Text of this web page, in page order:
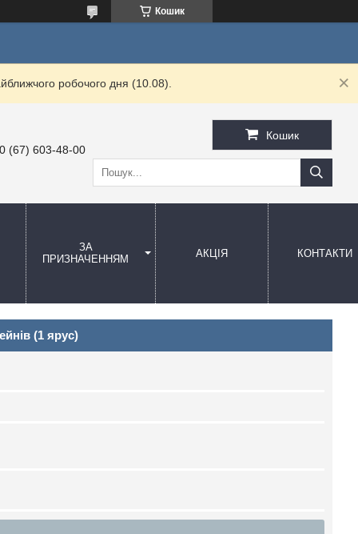
Кошик
робочого дня (10.08).
(67) 603-48-00
Кошик
ЗА
ПРИЗНАЧЕННЯМ
АКЦІЯ КОНТАКТИ
(1 ярус)